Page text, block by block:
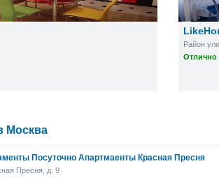
Район
Отлично
Москва
Посуточно Апартмаенты Красная Пресня
Пресня, д. 9